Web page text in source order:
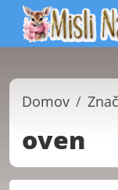
Domov
oven